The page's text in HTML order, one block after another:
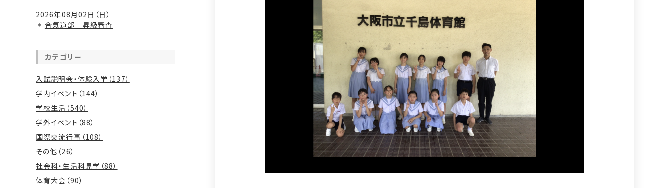
2026年08月02日（日）
合氣道部 昇級審査
カテゴリー
入試説明会・体験入学（137）
学内イベント（144）
学校生活（540）
学外イベント（88）
国際交流行事（108）
その他（26）
社会科・生活科見学（88）
体育大会（90）